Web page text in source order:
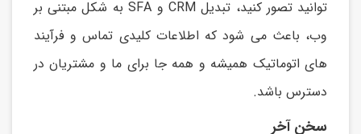
توانید تصور کنید، تبديل CRM و SFA به شکل مبتنی بر
وب، باعث می شود که اطلاعات کلیدی تماس و فرآيند
های اتوماتیک همیشه و همه جا برای ما و مشتريان در
دسترس باشد.
سخن آخر